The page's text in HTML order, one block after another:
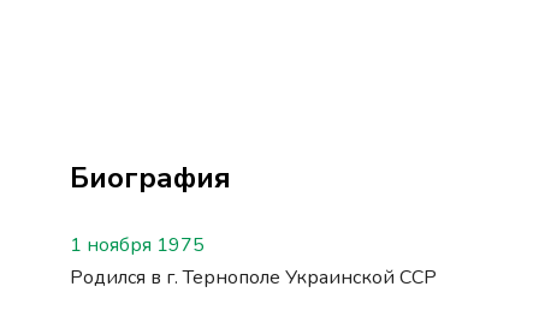
Биография
1 ноября 1975
Родился в г. Тернополе Украинской ССР